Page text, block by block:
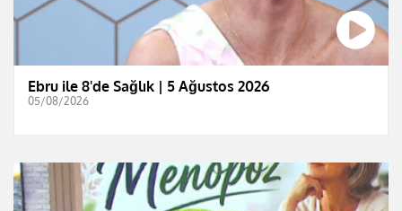
Ebru ile 8'de Sağlık | 5 Ağustos 2026
05/08/2026